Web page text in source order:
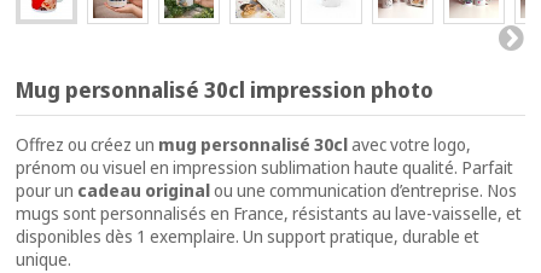
Mug personnalisé 30cl impression photo
Offrez ou créez un mug personnalisé 30clavec votre logo,
prénom ou visuel en impression sublimation haute qualité. Parfait
pour un cadeau originalou une communication d’entreprise. Nos
mugs sont personnalisés en France, résistants au lave-vaisselle, et
disponibles dès 1 exemplaire. Un support pratique, durable et
unique.